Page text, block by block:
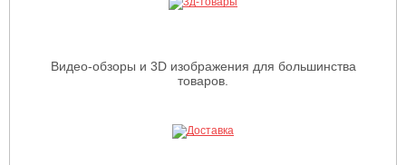
Видео-обзоры и 3D изображения для большинства
товаров.